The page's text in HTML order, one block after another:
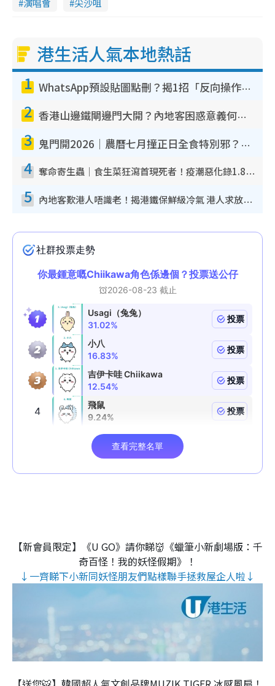
演唱會 尖沙咀
港生活人氣本地熱話
1 WhatsApp預設貼圖點刪？揭1招「反向操作」還原簡潔介面 附3步實測教學
2 香港山邊鐵閘邊門大開？內地客困惑意義何在！網民神回覆：呢種叫法理性防禦
3 鬼門開2026｜農曆七月撞正日全食特別邪？專家警告切忌做一事！揭4大禁忌+2招保平安
4 奪命寄生蟲｜食生菜狂瀉首現死者！疫潮惡化錄1.8萬宗病例 揭洗菜3大謬誤
5 內地客歎港人唔識老！揭港鐵保鮮級冷氣 港人求放過：咪投訴
【新會員限定】《U GO》請你睇👹《蠟筆小新劇場版：千
奇百怪！我的妖怪假期》！
↓一齊睇下小新同妖怪朋友們點樣聯手拯救屋企人啦↓